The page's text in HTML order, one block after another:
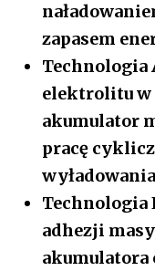
zapasem
Technologia
elektrolitu w
akumulator
pracę
Technologia
adhezji
akumulatora